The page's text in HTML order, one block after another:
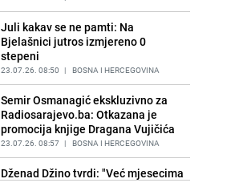
sankcionisao vozača iz Bosanskog
Novog
PRIJE OKO 21H | BOSNA I HERCEGOVINA
Juli kakav se ne pamti: Na
Bjelašnici jutros izmjereno 0
stepeni
23.07.26. 08:50 | BOSNA I HERCEGOVINA
Semir Osmanagić ekskluzivno za
Radiosarajevo.ba: Otkazana je
promocija knjige Dragana Vujičića
23.07.26. 08:57 | BOSNA I HERCEGOVINA
Dženad Džino tvrdi: "Već mjesecima